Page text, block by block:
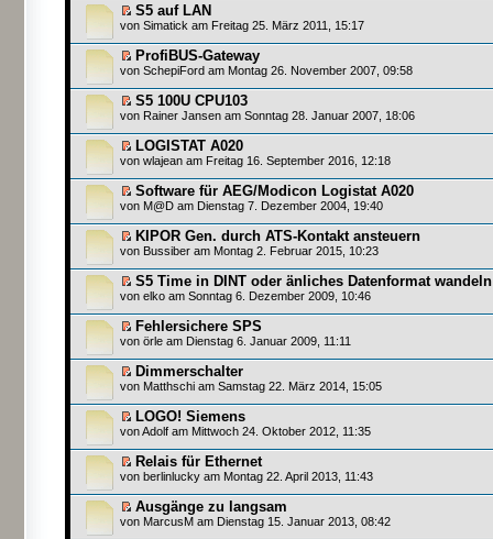
S5 auf LAN
von Simatick am Freitag 25. März 2011, 15:17
ProfiBUS-Gateway
von SchepiFord am Montag 26. November 2007, 09:58
S5 100U CPU103
von Rainer Jansen am Sonntag 28. Januar 2007, 18:06
LOGISTAT A020
von wlajean am Freitag 16. September 2016, 12:18
Software für AEG/Modicon Logistat A020
von M@D am Dienstag 7. Dezember 2004, 19:40
KIPOR Gen. durch ATS-Kontakt ansteuern
von Bussiber am Montag 2. Februar 2015, 10:23
S5 Time in DINT oder änliches Datenformat wandeln
von elko am Sonntag 6. Dezember 2009, 10:46
Fehlersichere SPS
von örle am Dienstag 6. Januar 2009, 11:11
Dimmerschalter
von Matthschi am Samstag 22. März 2014, 15:05
LOGO! Siemens
vonAdolf am Mittwoch 24. Oktober 2012, 11:35
Relais für Ethernet
von berlinlucky am Montag 22. April 2013, 11:43
Ausgänge zu langsam
von MarcusM am Dienstag 15. Januar 2013, 08:42